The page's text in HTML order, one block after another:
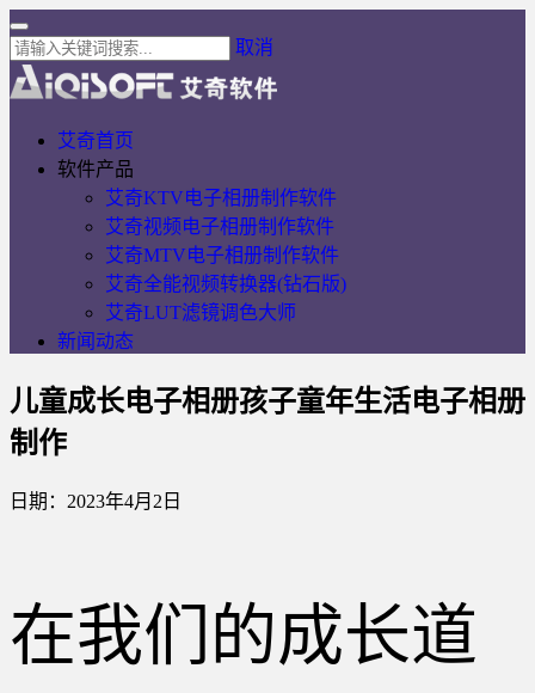
取消
艾奇首页
软件产品
艾奇KTV电子相册制作软件
艾奇视频电子相册制作软件
艾奇MTV电子相册制作软件
艾奇全能视频转换器(钻石版)
艾奇LUT滤镜调色大师
新闻动态
儿童成长电子相册孩子童年生活电子相册
制作
日期：2023年4月2日
在我们的成长道